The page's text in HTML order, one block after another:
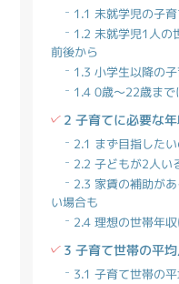
1.1 未就学児の子
1.2 未就学児1人の
前後から
1.3 小学生以降の
1.4 0歳〜22歳ま
2 子育てに必要な
2.1 まず目指した
2.2 子どもが2人い
2.3 家賃の補助が
い場合も
2.4 理想の世帯年
3 子育て世帯の平
3.1 子育て世帯の